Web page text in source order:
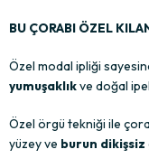
BU ÇORABI ÖZEL
Özel modal ipliği
yumuşaklıkve doğal
Özel örgü tekniği ile
yüzey ve burun dikişsiz